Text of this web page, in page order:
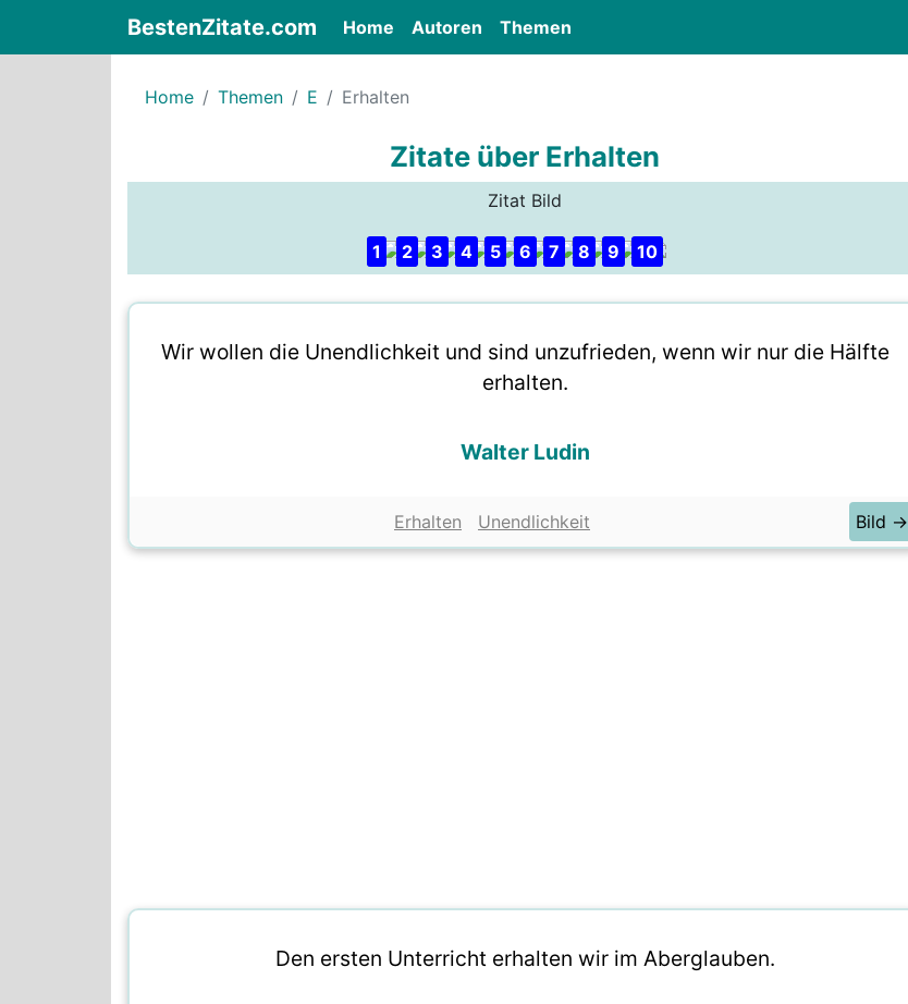
BestenZitate.com Home (current)
Autoren Themen
Home Themen E Erhalten
Zitate über Erhalten
Zitat Bild
1 2 3 4 5 6 7 8 9 10
Wir wollen die Unendlichkeit und sind unzufrieden, wenn wir nur die Hälfte
erhalten.
Walter Ludin
Erhalten Unendlichkeit Bild →
Den ersten Unterricht erhalten wir im Aberglauben.